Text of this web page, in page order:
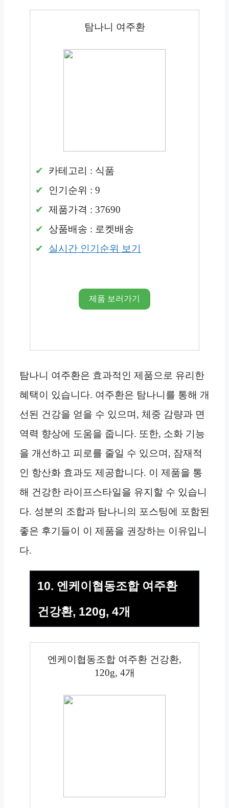
탐나니 여주환
카테고리 : 식품
인기순위 : 9
제품가격 : 37690
상품배송 : 로켓배송
실시간 인기순위 보기
제품 보러가기
탐나니 여주환은 효과적인 제품으로 유리한
혜택이 있습니다. 여주환은 탐나니를 통해 개
선된 건강을 얻을 수 있으며, 체중 감량과 면
역력 향상에 도움을 줍니다. 또한, 소화 기능
을 개선하고 피로를 줄일 수 있으며, 잠재적
인 항산화 효과도 제공합니다. 이 제품을 통
해 건강한 라이프스타일을 유지할 수 있습니
다. 성분의 조합과 탐나니의 포스팅에 포함된
좋은 후기들이 이 제품을 권장하는 이유입니
다.
10. 엔케이협동조합 여주환
건강환, 120g, 4개
엔케이협동조합 여주환 건강환,
120g, 4개